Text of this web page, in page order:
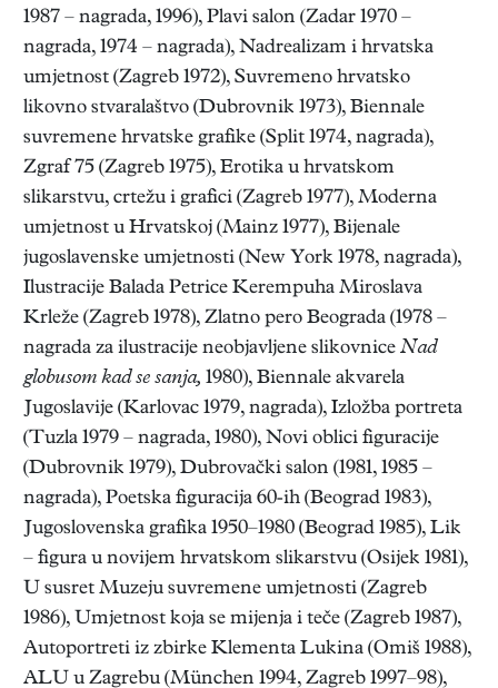
1987 – nagrada, 1996), Plavi salon (Zadar 1970 –
nagrada, 1974 – nagrada), Nadrealizam i hrvatska
umjetnost (Zagreb 1972), Suvremeno hrvatsko
likovno stvaralaštvo (Dubrovnik 1973), Biennale
suvremene hrvatske grafike (Split 1974, nagrada),
Zgraf 75 (Zagreb 1975), Erotika u hrvatskom
slikarstvu, crtežu i grafici (Zagreb 1977), Moderna
umjetnost u Hrvatskoj (Mainz 1977), Bijenale
jugoslavenske umjetnosti (New York 1978, nagrada),
Ilustracije Balada Petrice Kerempuha Miroslava
Krleže (Zagreb 1978), Zlatno pero Beograda (1978 –
nagrada za ilustracije neobjavljene slikovnice Nad
globusom kad se sanja, 1980), Biennale akvarela
Jugoslavije (Karlovac 1979, nagrada), Izložba portreta
(Tuzla 1979 – nagrada, 1980), Novi oblici figuracije
(Dubrovnik 1979), Dubrovački salon (1981, 1985 –
nagrada), Poetska figuracija 60-ih (Beograd 1983),
Jugoslovenska grafika 1950–1980 (Beograd 1985), Lik
– figura u novijem hrvatskom slikarstvu (Osijek 1981),
U susret Muzeju suvremene umjetnosti (Zagreb
1986), Umjetnost koja se mijenja i teče (Zagreb 1987),
Autoportreti iz zbirke Klementa Lukina (Omiš 1988),
ALU u Zagrebu (München 1994, Zagreb 1997–98),